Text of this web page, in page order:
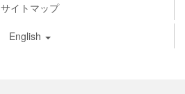
サイトマップ
English